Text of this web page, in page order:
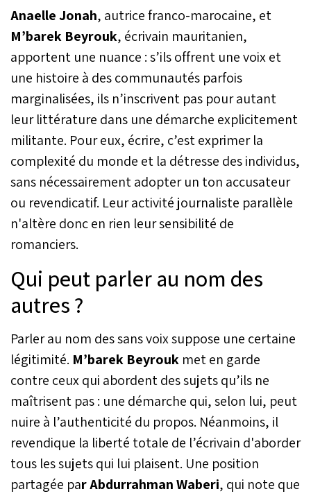
festivaliers. Véritable lieu
de rencontres, de
partages, avec des panels
exceptionnels, des petits
déjeuners avec les élèves
de Marrakech, et un
engagement fort pour
l’Afrique, le FLAM brille de
plus belle.
Anaelle Jonah, autrice franco-marocaine, et
M’barek Beyrouk, écrivain mauritanien,
apportent une nuance : s’ils offrent une voix et
une histoire à des communautés parfois
marginalisées, ils n’inscrivent pas pour autant
leur littérature dans une démarche explicitement
militante. Pour eux, écrire, c’est exprimer la
complexité du monde et la détresse des individus,
sans nécessairement adopter un ton accusateur
ou revendicatif. Leur activité journaliste parallèle
n'altère donc en rien leur sensibilité de
romanciers.
Qui peut parler au nom des
autres ?
Parler au nom des sans voix suppose une certaine
légitimité. M’barek Beyrouk met en garde
contre ceux qui abordent des sujets qu’ils ne
maîtrisent pas : une démarche qui, selon lui, peut
nuire à l’authenticité du propos. Néanmoins, il
revendique la liberté totale de l’écrivain d'aborder
tous les sujets qui lui plaisent. Une position
partagée par Abdurrahman Waberi, qui note que